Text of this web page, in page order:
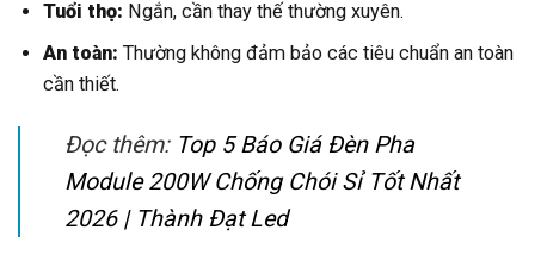
Tuổi thọ: Ngắn, cần thay thế thường xuyên.
An toàn: Thường không đảm bảo các tiêu chuẩn an toàn
cần thiết.
Đọc thêm: Top 5 Báo Giá Đèn Pha
Module 200W Chống Chói Sỉ Tốt Nhất
2026 | Thành Đạt Led